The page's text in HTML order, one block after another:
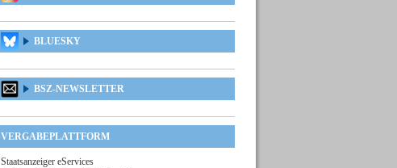
BLUESKY
BSZ-NEWSLETTER
VERGABEPLATTFORM
Staatsanzeiger eServices